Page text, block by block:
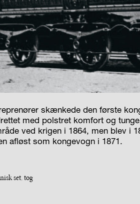
skænkede den første
med polstret komfort og
ved krigen i 1864, men blev i
afløst som kongevogn i 1871.
set,tog